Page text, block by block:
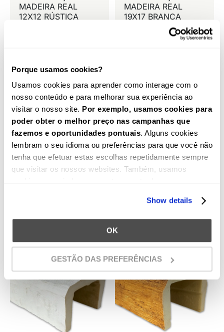
Porque usamos cookies?
Usamos cookies para aprender como interage com o
nosso conteúdo e para melhorar sua experiência ao
visitar o nosso site. Por exemplo, usamos cookies para
poder obter o melhor preço nas campanhas que
fazemos e oportunidades pontuais. Alguns cookies
lembram o seu idioma ou preferências para que você não
tenha que efetuar estas escolhas repetidamente sempre
que visitar os nossos websites. Também, usamos
ofereçamos um conteúdo específico, tais como vídeos
no(s) nosso(s) website(s). Podemos empregar o que
aprendemos sobre o seu comportamento no(s) nosso(s)
website(s) para oferecer anúncios direcionados em
website(s) de terceiros em um esforço para “apresentar”
nossos produtos e serviços para você e conseguir o
Show details
OK
GESTÃO DAS PREFERÊNCIAS
MADEIRA REAL
12X12 RÚSTICA
MADEIRA REAL
19X17 BRANCA
109,33€
MADEIRA REAL
19X17 RÚSTICA